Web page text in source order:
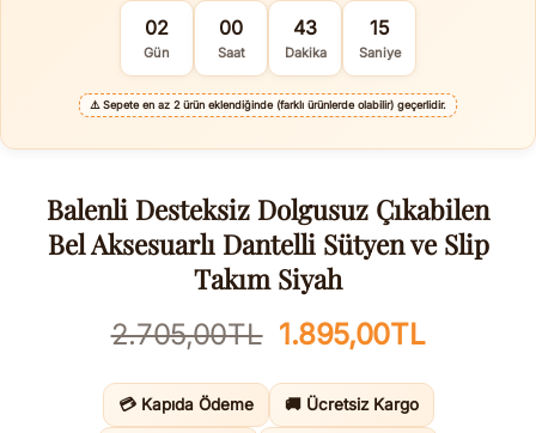
02
Gün
00
Saat
43
Dakika
14
Saniye
⚠️ Sepete en az 2 ürün eklendiğinde (farklı ürünlerde olabilir) geçerlidir.
Balenli Desteksiz Dolgusuz Çıkabilen
Bel Aksesuarlı Dantelli Sütyen ve Slip
Takım Siyah
2.705,00TL Orijinal
2.705,00TL.
1.895,00TLŞu
💳 Kapıda Ödeme 🚚 Ücretsiz Kargo